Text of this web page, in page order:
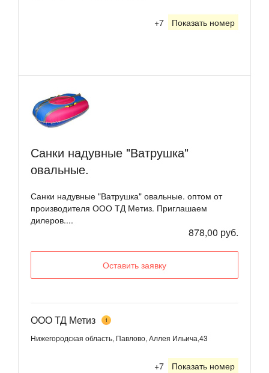
+7 Показать номер
Санки надувные "Ватрушка"
овальные.
Санки надувные "Ватрушка" овальные. оптом от
производителя ООО ТД Метиз. Приглашаем
дилеров....
878,00 руб.
Оставить заявку
ООО ТД Метиз 1
Нижегородская область, Павлово, Аллея Ильича,43
+7 Показать номер